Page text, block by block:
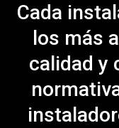
Cada
los más
calidad y